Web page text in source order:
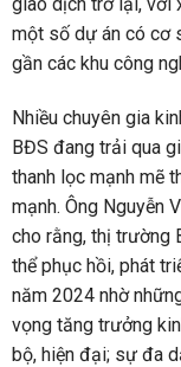
một số dự án có cơ
gần các khu công
Nhiều chuyên gia
BĐS đang trải qua
thanh lọc mạnh mẽ
mạnh. Ông Nguyễn
cho rằng, thị trường
thể phục hồi, phát
năm 2024 nhờ
vọng tăng trưởng
bộ, hiện đại; sự đa